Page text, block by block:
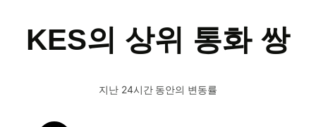
KES의 상위 통화 쌍
지난 24시간 동안의 변동률